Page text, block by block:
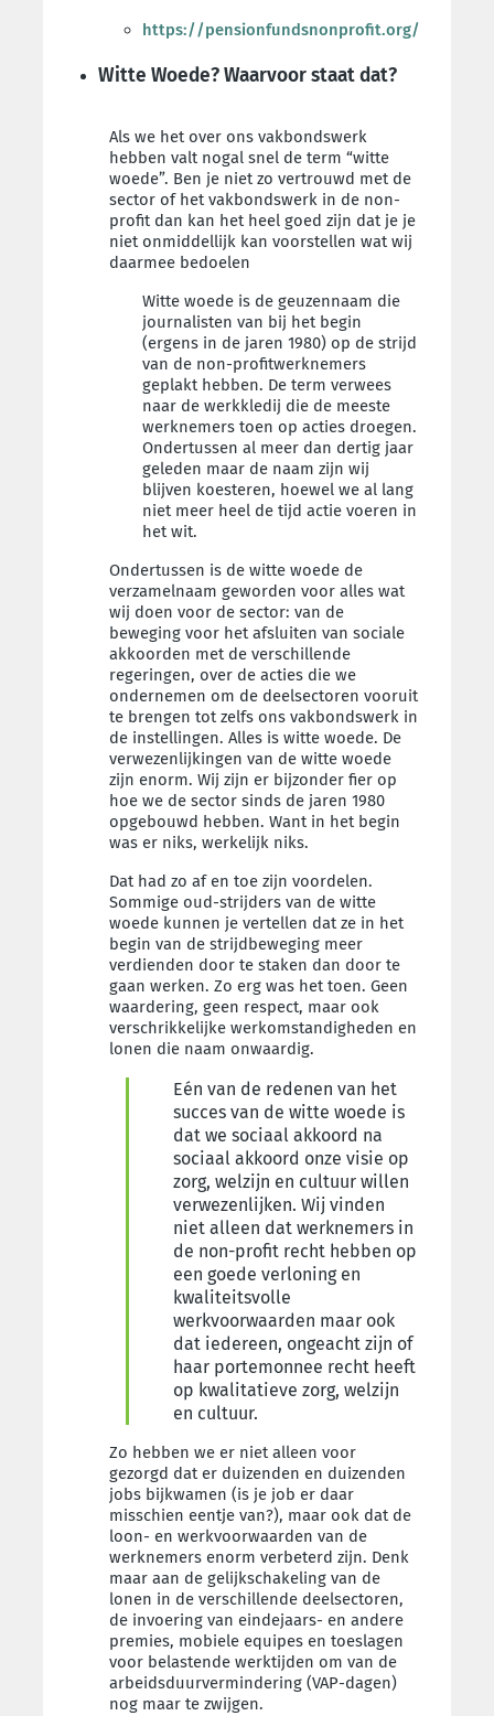
https://pensionfundsnonprofit.org/
Witte Woede? Waarvoor staat dat?
Als we het over ons vakbondswerk
hebben valt nogal snel de term “witte
woede”. Ben je niet zo vertrouwd met de
sector of het vakbondswerk in de non-
profit dan kan het heel goed zijn dat je je
niet onmiddellijk kan voorstellen wat wij
daarmee bedoelen
Witte woede is de geuzennaam die
journalisten van bij het begin
(ergens in de jaren 1980) op de strijd
van de non-profitwerknemers
geplakt hebben. De term verwees
naar de werkkledij die de meeste
werknemers toen op acties droegen.
Ondertussen al meer dan dertig jaar
geleden maar de naam zijn wij
blijven koesteren, hoewel we al lang
niet meer heel de tijd actie voeren in
het wit.
Ondertussen is de witte woede de
verzamelnaam geworden voor alles wat
wij doen voor de sector: van de
beweging voor het afsluiten van sociale
akkoorden met de verschillende
regeringen, over de acties die we
ondernemen om de deelsectoren vooruit
te brengen tot zelfs ons vakbondswerk in
de instellingen. Alles is witte woede. De
verwezenlijkingen van de witte woede
zijn enorm. Wij zijn er bijzonder fier op
hoe we de sector sinds de jaren 1980
opgebouwd hebben. Want in het begin
was er niks, werkelijk niks.
Dat had zo af en toe zijn voordelen.
Sommige oud-strijders van de witte
woede kunnen je vertellen dat ze in het
begin van de strijdbeweging meer
verdienden door te staken dan door te
gaan werken. Zo erg was het toen. Geen
waardering, geen respect, maar ook
verschrikkelijke werkomstandigheden en
lonen die naam onwaardig.
Eén van de redenen van het
succes van de witte woede is
dat we sociaal akkoord na
sociaal akkoord onze visie op
zorg, welzijn en cultuur willen
verwezenlijken. Wij vinden
niet alleen dat werknemers in
de non-profit recht hebben op
een goede verloning en
kwaliteitsvolle
werkvoorwaarden maar ook
dat iedereen, ongeacht zijn of
haar portemonnee recht heeft
op kwalitatieve zorg, welzijn
en cultuur.
Zo hebben we er niet alleen voor
gezorgd dat er duizenden en duizenden
jobs bijkwamen (is je job er daar
misschien eentje van?), maar ook dat de
loon- en werkvoorwaarden van de
werknemers enorm verbeterd zijn. Denk
maar aan de gelijkschakeling van de
lonen in de verschillende deelsectoren,
de invoering van eindejaars- en andere
premies, mobiele equipes en toeslagen
voor belastende werktijden om van de
arbeidsduurvermindering (VAP-dagen)
nog maar te zwijgen.